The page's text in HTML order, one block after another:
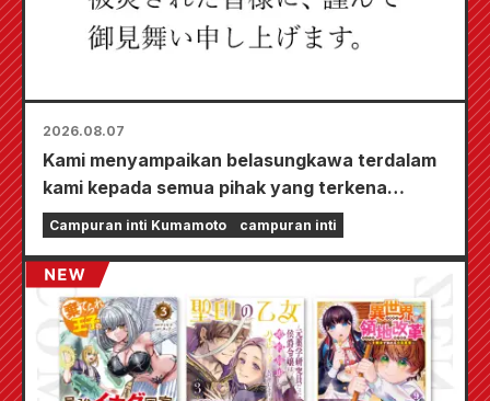
2026.08.07
Kami menyampaikan belasungkawa terdalam
kami kepada semua pihak yang terkena
dampak Gempa Bumi Kumamoto 2026.
Campuran inti Kumamoto campuran inti